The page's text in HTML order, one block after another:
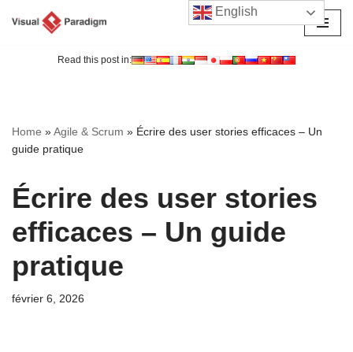
Read this post in:
Home »Agile & Scrum » Écrire des user stories efficaces – Un
guide pratique
Écrire des user stories
efficaces – Un guide
pratique
février 6, 2026
English